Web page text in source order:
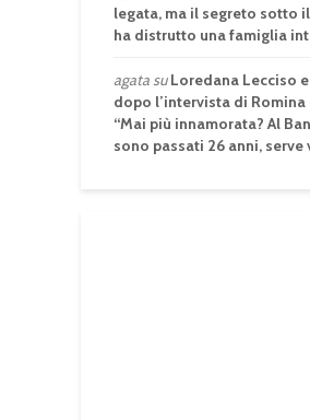
legata, ma il segreto sotto
ha distrutto una famiglia
agatasuLoredana Lecciso
dopo l’intervista di Romina
“Mai più innamorata? Al
sono passati 26 anni, serve